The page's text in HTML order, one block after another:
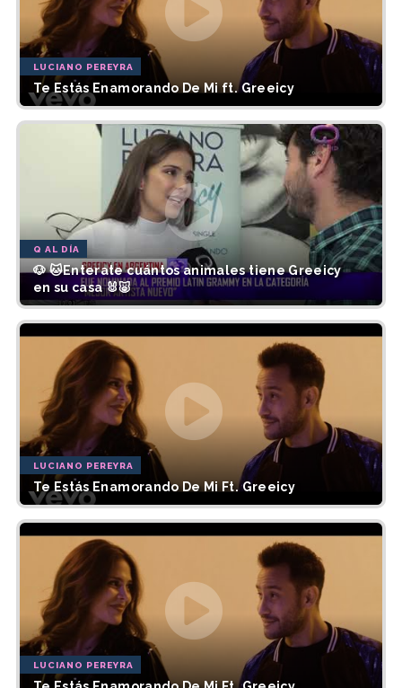
LUCIANO PEREYRA
Te Estás Enamorando De Mi ft. Greeicy
Q AL DÍA
🐶 🐱Enterate cuántos animales tiene Greeicy
en su casa 🐰🐷
LUCIANO PEREYRA
Te Estás Enamorando De Mi Ft. Greeicy
LUCIANO PEREYRA